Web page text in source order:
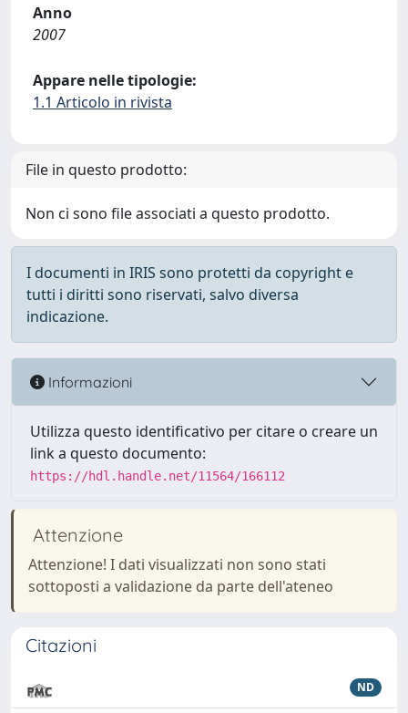
Anno
2007
Appare nelle tipologie:
1.1 Articolo in rivista
File in questo prodotto:
Non ci sono file associati a questo prodotto.
I documenti in IRIS sono protetti da copyright e
tutti i diritti sono riservati, salvo diversa
indicazione.
Informazioni
Utilizza questo identificativo per citare o creare un
link a questo documento:
https://hdl.handle.net/11564/166112
Attenzione
Attenzione! I dati visualizzati non sono stati
sottoposti a validazione da parte dell'ateneo
Citazioni
ND